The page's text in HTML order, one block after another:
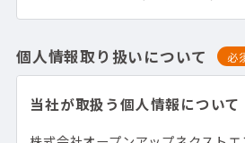
個人情報取り扱いについて 必
当社が取扱う個人情報について